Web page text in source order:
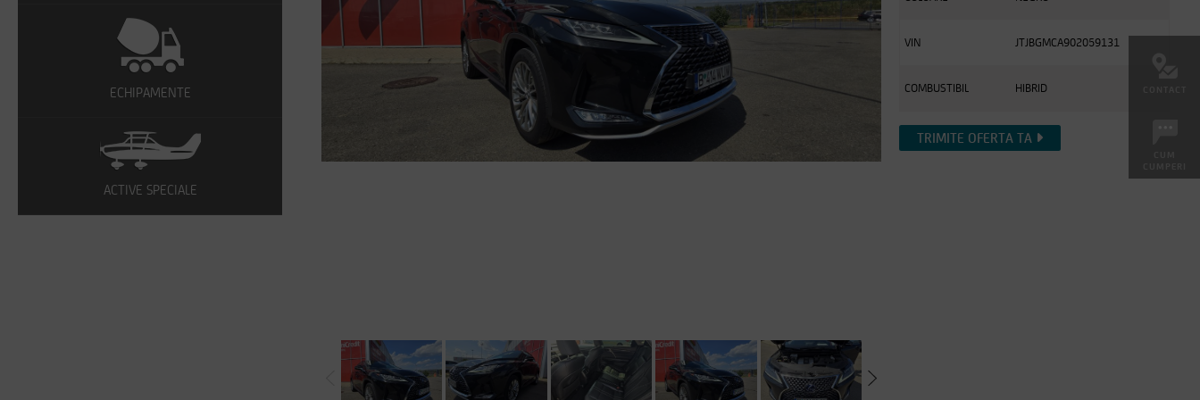
ECHIPAMENTE
ACTIVE SPECIALE
VIN JTJBGMCA902059131
COMBUSTIBIL HIBRID
TRIMITE OFERTA TA